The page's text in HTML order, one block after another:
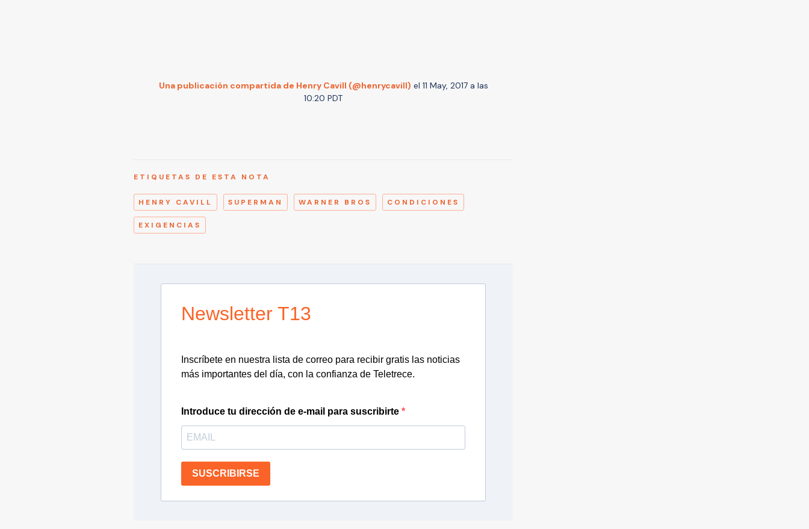
Una publicación compartida de Henry Cavill (@henrycavill) el 11 May, 2017 a las
10:20 PDT
ETIQUETAS DE ESTA NOTA
HENRY CAVILL SUPERMAN WARNER BROS CONDICIONES
EXIGENCIAS
Newsletter T13
Inscríbete en nuestra lista de correo para recibir gratis las noticias
más importantes del día, con la confianza de Teletrece.
Introduce tu dirección de e-mail para suscribirte
SUSCRIBIRSE